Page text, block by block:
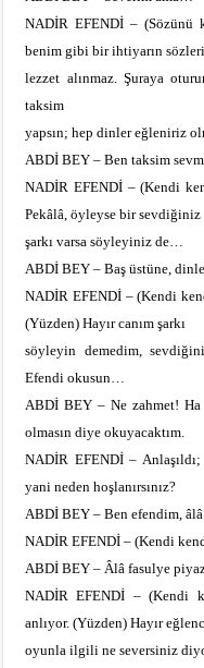
NADİR EFENDİ – (Sözünü
benim gibi bir ihtiyarın
lezzet alınmaz. Şuraya
taksim
yapsın; hep dinler eğleniriz
ABDİ BEY – Ben taksim
NADİR EFENDİ – (Kendi
Pekâlâ, öyleyse bir sevdiğiniz
şarkı varsa söyleyiniz de…
ABDİ BEY – Baş üstüne,
NADİR EFENDİ – (Kendi
(Yüzden) Hayır canım şarkı
söyleyin demedim,
Efendi okusun…
ABDİ BEY – Ne zahmet!
olmasın diye okuyacaktım.
NADİR EFENDİ –
yani neden hoşlanırsınız?
ABDİ BEY – Ben efendim,
NADİR EFENDİ – (Kendi
ABDİ BEY – Âlâ fasulye
NADİR EFENDİ – (Kendi
anlıyor. (Yüzden) Hayır
oyunla ilgili ne seversiniz